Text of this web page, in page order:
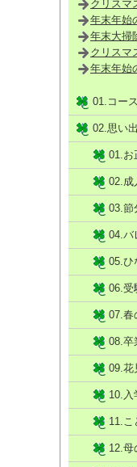
クリスマ
年末年始
年末大掃
クリスマ
年末年始
01.コース
02.思い
01.お
02.成
03.節
04.バ
05.ひ
06.受
07.春
08.卒
09.花
10.入
11.こ
12.母